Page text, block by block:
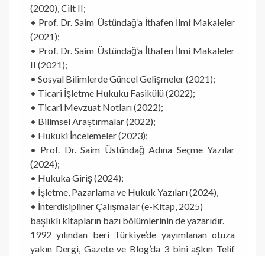
(2020), Cilt II;
• Prof. Dr. Saim Üstündağ’a İthafen İlmi Makaleler
(2021);
• Prof. Dr. Saim Üstündağ’a İthafen İlmi Makaleler
II (2021);
• Sosyal Bilimlerde Güncel Gelişmeler (2021);
• Ticari İşletme Hukuku Fasikülü (2022);
• Ticari Mevzuat Notları (2022);
• Bilimsel Araştırmalar (2022);
• Hukuki İncelemeler (2023);
• Prof. Dr. Saim Üstündağ Adına Seçme Yazılar
(2024);
• Hukuka Giriş (2024);
• İşletme, Pazarlama ve Hukuk Yazıları (2024),
• İnterdisipliner Çalışmalar (e-Kitap, 2025)
başlıklı kitapların bazı bölümlerinin de yazarıdır.
1992 yılından beri Türkiye’de yayımlanan otuza
yakın Dergi, Gazete ve Blog’da 3 bini aşkın Telif